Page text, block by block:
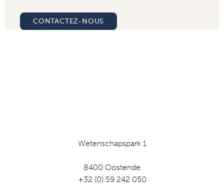
CONTACTEZ-NOUS
Wetenschapspark 1
8400 Oostende
+32 (0) 59 242 050